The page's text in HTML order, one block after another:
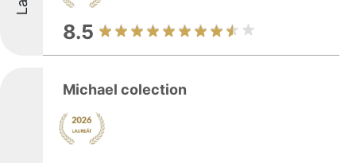
8.5
Michael colection